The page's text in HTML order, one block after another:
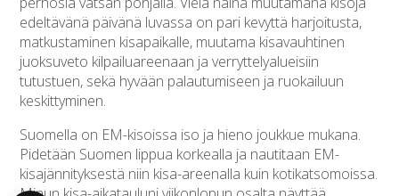
edeltävänä päivänä luvassa on pari kevyttä harjoitusta,
matkustaminen kisapaikalle, muutama kisavauhtinen
juoksuveto kilpailuareenaan ja verryttelyalueisiin
tutustuen, sekä hyvään palautumiseen ja ruokailuun
keskittyminen.
Suomella on EM-kisoissa iso ja hieno joukkue mukana.
Pidetään Suomen lippua korkealla ja nautitaan EM-
kisajännityksestä niin kisa-areenalla kuin kotikatsomoissa.